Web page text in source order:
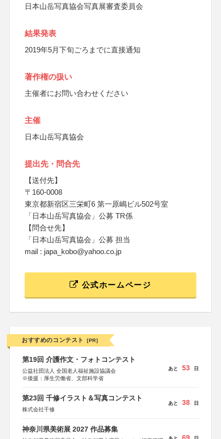
日本山岳写真協会写真展審査委員会
結果発表
2019年5月下旬ごろまでに直接通知
著作権の扱い
主催者にお問い合わせください
主催
日本山岳写真協会
提出先・問合先
【送付先】
〒160-0008
東京都新宿区三栄町6 第一原嶋ビル502号室
「日本山岳写真協会」公募 TR係
【問合せ先】
「日本山岳写真協会」公募 担当
mail : japa_kobo@yahoo.co.jp
公式ホームページ
おすすめのコンテスト [PR]
第19回 介護作文・フォトコンテスト
公益社団法人 全国老人福祉施設協議会
※後援：厚生労働省、文部科学省
あと 53 日
第23回 千修イラスト＆写真コンテスト
株式会社千修
あと 38 日
神奈川県美術展 2027 作品募集